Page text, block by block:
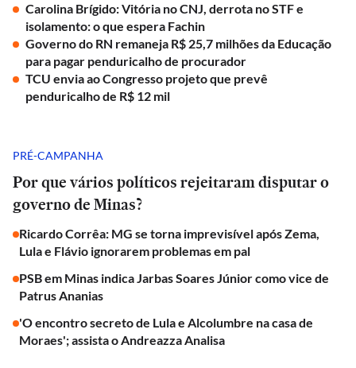
Carolina Brígido: Vitória no CNJ, derrota no STF e
isolamento: o que espera Fachin
Governo do RN remaneja R$ 25,7 milhões da Educação
para pagar penduricalho de procurador
TCU envia ao Congresso projeto que prevê
penduricalho de R$ 12 mil
PRÉ-CAMPANHA
Por que vários políticos rejeitaram disputar o
governo de Minas?
Ricardo Corrêa: MG se torna imprevisível após Zema,
Lula e Flávio ignorarem problemas em pal
PSB em Minas indica Jarbas Soares Júnior como vice de
Patrus Ananias
'O encontro secreto de Lula e Alcolumbre na casa de
Moraes'; assista o Andreazza Analisa